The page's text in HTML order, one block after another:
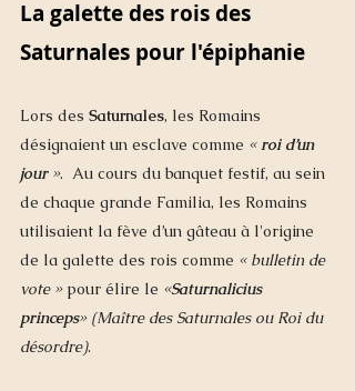
La galette des rois des
Saturnales pour l'épiphanie
Lors des Saturnales, les Romains
désignaient un esclave comme « roi d’un
jour ».  Au cours du banquet festif, au sein
de chaque grande Familia, les Romains
utilisaient la fève d’un gâteau à l'origine
de la galette des rois comme « bulletin de
vote » pour élire le «Saturnalicius
princeps» (Maître des Saturnales ou Roi du
désordre).